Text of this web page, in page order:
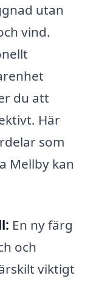
utan
vind.
du att
Här
som
Mellby kan
En ny färg
och
viktigt